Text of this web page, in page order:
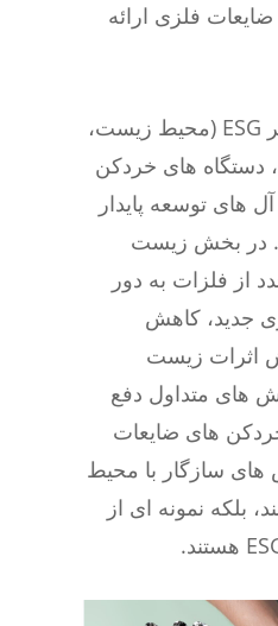
فلزی ارائه
علاوه بر این، از منظر ESG (محیط زیست،
دستگاه های خردکن
های توسعه پایدار
در بخش زیست
از فلزات به دور
جدید، کاهش
اثرات زیست
های متداول دفع
های ضایعات
های سازگار با محیط
بلکه نمونه ای از